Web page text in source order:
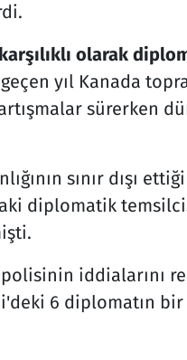
olarak
yıl Kanada
sürerken
sınır dışı
diplomatik
iddialarını
6 diplomatın